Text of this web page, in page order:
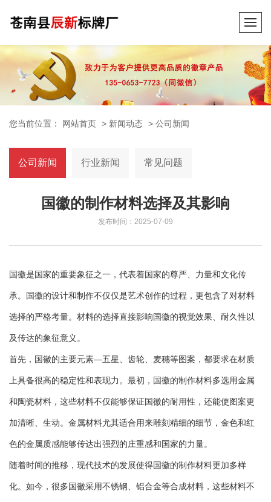
您当前位置： 网站首页 > 新闻动态 > 公司新闻
公司新闻 行业新闻 常见问题
国徽的制作材料选择及其影响
发布时间：2025-07-09
国徽是国家的重要象征之一，代表着国家的尊严、力量和文化传
承。国徽的设计和制作不仅仅是艺术创作的过程，更包含了对材料
选择的严格考量。材料的选择直接影响国徽的视觉效果、耐久性以
及传达的象征意义。
首先，国徽的主要元素—五星、齿轮、麦穗等图案，都要求在材质
上具备很高的稳定性和表现力。最初，国徽的制作材料多选用金属
和陶瓷材料，这些材料不仅能够保证国徽的耐用性，还能使图案更
加清晰、生动。金属材料尤其适合用来雕刻精细的细节，金色和红
色的金属质感能够传达出强烈的庄重感和国家的力量。
随着时间的推移，现代技术的发展使得国徽的制作材料更加多样
化。如今，很多国徽采用不锈钢、铝合金等合成材料，这些材料不